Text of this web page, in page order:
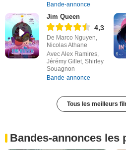
Bande-annonce
Jim Queen
4,3
De Marco Nguyen,
Nicolas Athane
Avec Alex Ramires,
Jérémy Gillet, Shirley
Souagnon
Bande-annonce
Tous les meilleurs
Bandes-annonces les